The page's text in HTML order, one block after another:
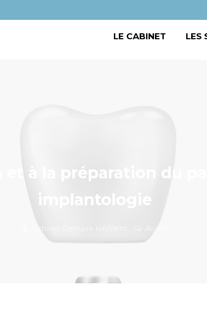
LE CABINET LES
et à la préparation du
implantologie
Cabinet Dentaire IvryDent Arrêter